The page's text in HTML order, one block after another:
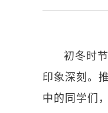
初冬时
印象深刻。
中的同学们